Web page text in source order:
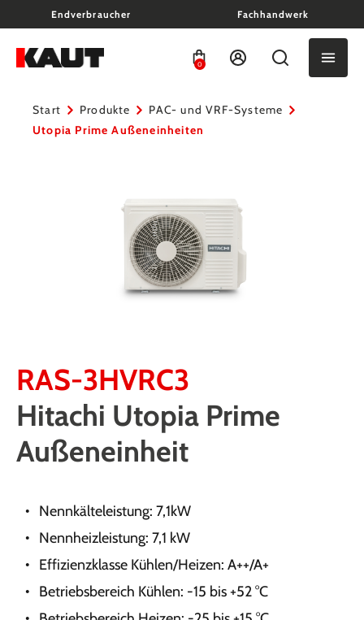
springenEndverbraucher Fachhandwerk
0
Start Produkte
PAC- und VRF-Systeme
Utopia Prime Außeneinheiten
RAS-3HVRC3
Hitachi Utopia Prime
Außeneinheit
Nennkälteleistung: 7,1kW
Nennheizleistung: 7,1 kW
Effizienzklasse Kühlen/Heizen: A++/A+
Betriebsbereich Kühlen: -15 bis +52 °C